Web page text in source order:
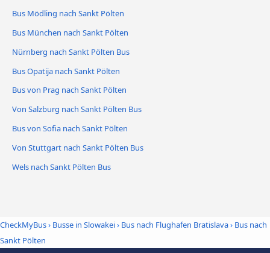
Bus Mödling nach Sankt Pölten
Bus München nach Sankt Pölten
Nürnberg nach Sankt Pölten Bus
Bus Opatija nach Sankt Pölten
Bus von Prag nach Sankt Pölten
Von Salzburg nach Sankt Pölten Bus
Bus von Sofia nach Sankt Pölten
Von Stuttgart nach Sankt Pölten Bus
Wels nach Sankt Pölten Bus
CheckMyBus› Busse in Slowakei› Bus nach Flughafen Bratislava› Bus nach
Sankt Pölten